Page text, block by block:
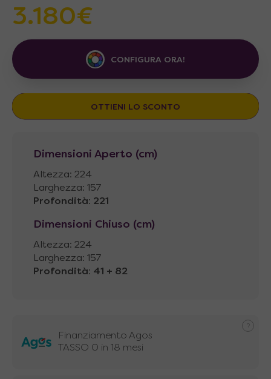
3.180€
CONFIGURA ORA!
OTTIENI LO SCONTO
Dimensioni Aperto (cm)
Altezza: 224
Larghezza: 157
Profondità: 221
Dimensioni Chiuso (cm)
Altezza: 224
Larghezza: 157
Profondità: 41 + 82
Finanziamento Agos
TASSO 0 in 18 mesi